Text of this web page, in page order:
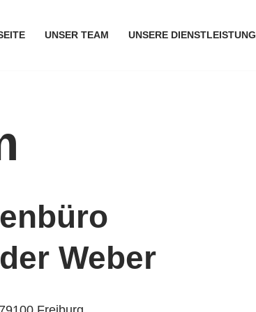
UNSER TEAM UNSERE DIENSTLEISTUNG
Weber